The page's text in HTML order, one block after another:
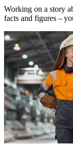
Working on a story
facts and figures –